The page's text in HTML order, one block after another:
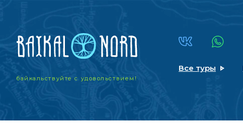
байкальствуйтес удовольствием!
Все туры